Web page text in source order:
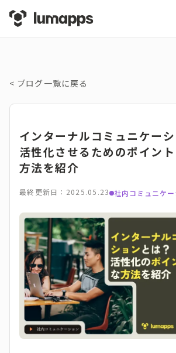
< ブログ一覧に戻る
インターナルコミュニケー
活性化させるためのポイン
方法を紹介
最終更新日：2025.05.23 社内コミュニケ